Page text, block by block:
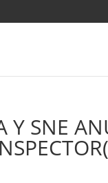
Y SNE